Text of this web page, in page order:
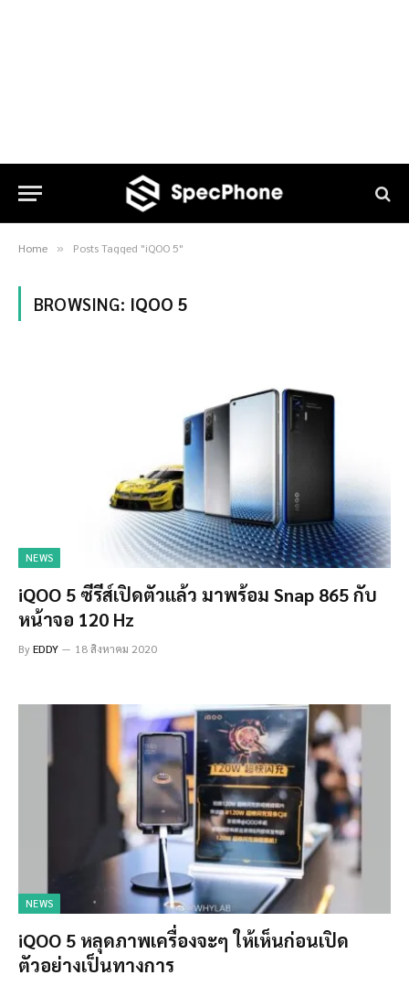
Home » Posts Tagged "iQOO 5"
BROWSING: IQOO 5
NEWS
iQOO 5 ซีรีส์เปิดตัวแล้ว มาพร้อม Snap 865 กับ
หน้าจอ 120 Hz
ByEDDY 18 สิงหาคม 2020
NEWS
iQOO 5 หลุดภาพเครื่องจะๆ ให้เห็นก่อนเปิด
ตัวอย่างเป็นทางการ